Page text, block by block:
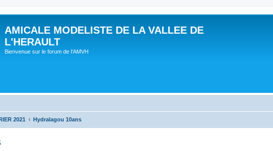
AMICALE MODELISTE DE LA VALLEE DE
L'HERAULT
Bienvenue sur le forum de l'AMVH
2021 Hydralagou 10ans